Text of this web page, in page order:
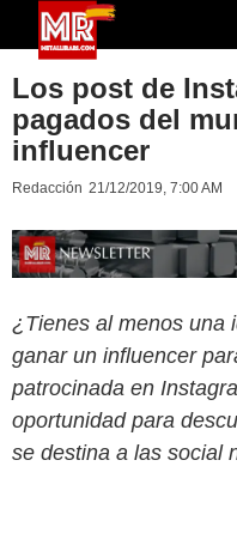
Los post de
pagados del
influencer
Redacción 21/12/2019, 7:00 AM
¿Tienes al menos una
ganar un influencer
patrocinada en
oportunidad para
se destina a las social